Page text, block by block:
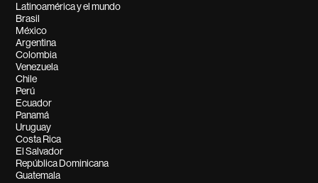
Latinoamérica y el mundo
Brasil
México
Argentina
Colombia
Venezuela
Chile
Perú
Ecuador
Panamá
Uruguay
Costa Rica
El Salvador
República Dominicana
Guatemala